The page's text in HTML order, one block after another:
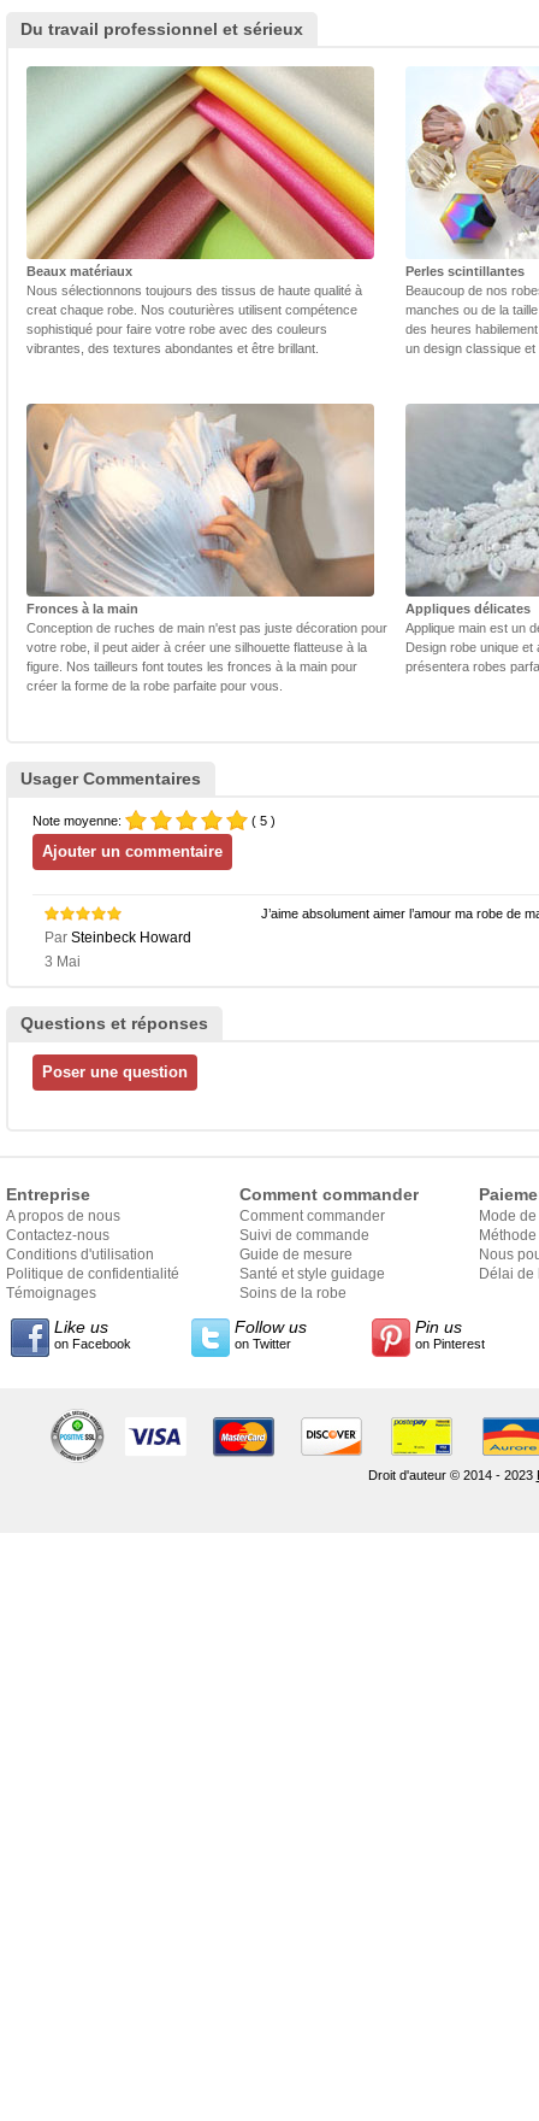
Du travail professionnel et sérieux
Beaux matériaux
Nous sélectionnons toujours des tissus de haute qualité à
creat chaque robe. Nos couturières utilisent compétence
sophistiqué pour faire votre robe avec des couleurs
vibrantes, des textures abondantes et être brillant.
Perles scintillantes
Beaucoup de nos
manches ou de la
des heures
un design classique
Fronces à la main
Conception de ruches de main n'est pas juste décoration pour
votre robe, il peut aider à créer une silhouette flatteuse à la
figure. Nos tailleurs font toutes les fronces à la main pour
créer la forme de la robe parfaite pour vous.
Appliques délicates
Applique main est un
Design robe unique et
présentera robes
Usager Commentaires
Note moyenne: ( 5 )
Par Steinbeck Howard
3 Mai
J’aime absolument aimer l’amour ma robe de
Questions et réponses
Entreprise
A propos de nous
Contactez-nous
Conditions d'utilisation
Politique de confidentialité
Témoignages
Comment commander
Comment commander
Suivi de commande
Guide de mesure
Santé et style guidage
Soins de la robe
Mode
Nous
Délai de
Like us
on Facebook
Follow us
on Twitter
Pin us
on Pinterest
Droit d'auteur © 2014 - 2023